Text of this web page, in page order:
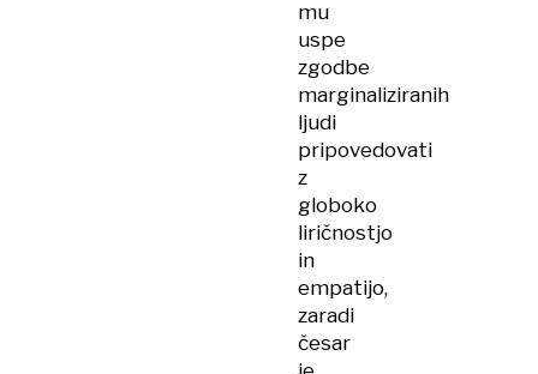
mu
uspe
zgodbe
marginaliziranih
ljudi
pripovedovati
z
globoko
liričnostjo
in
empatijo,
zaradi
česar